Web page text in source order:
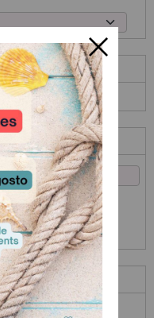
datosy laPolítica de